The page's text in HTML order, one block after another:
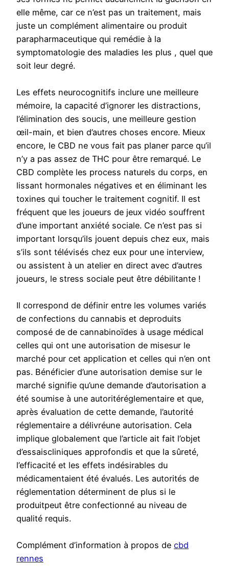
elle même, car ce n’est pas un traitement, mais
juste un complément alimentaire ou produit
parapharmaceutique qui remédie à la
symptomatologie des maladies les plus , quel que
soit leur degré.
Les effets neurocognitifs inclure une meilleure
mémoire, la capacité d’ignorer les distractions,
l’élimination des soucis, une meilleure gestion
œil-main, et bien d’autres choses encore. Mieux
encore, le CBD ne vous fait pas planer parce qu’il
n’y a pas assez de THC pour être remarqué. Le
CBD complète les process naturels du corps, en
lissant hormonales négatives et en éliminant les
toxines qui toucher le traitement cognitif. Il est
fréquent que les joueurs de jeux vidéo souffrent
d’une important anxiété sociale. Ce n’est pas si
important lorsqu’ils jouent depuis chez eux, mais
s’ils sont télévisés chez eux pour une interview,
ou assistent à un atelier en direct avec d’autres
joueurs, le stress sociale peut être débilitante !
Il correspond de définir entre les volumes variés
de confections du cannabis et deproduits
composé de de cannabinoïdes à usage médical
celles qui ont une autorisation de misesur le
marché pour cet application et celles qui n’en ont
pas. Bénéficier d’une autorisation demise sur le
marché signifie qu’une demande d’autorisation a
été soumise à une autoritéréglementaire et que,
après évaluation de cette demande, l’autorité
réglementaire a délivréune autorisation. Cela
implique globalement que l’article ait fait l’objet
d’essaiscliniques approfondis et que la sûreté,
l’efficacité et les effets indésirables du
médicamentaient été évalués. Les autorités de
réglementation déterminent de plus si le
produitpeut être confectionné au niveau de
qualité requis.
Complément d’information à propos de cbd
rennes